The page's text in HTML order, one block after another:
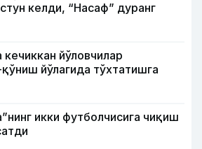
келди, “Насаф” дуранг
йўловчилар
йўлагида тўхтатишга
икки футболчисига чиқиш